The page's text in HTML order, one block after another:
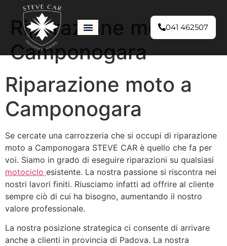
041 462507
Riparazione moto a
Camponogara
Riparazione moto a
Camponogara
Se cercate una carrozzeria che si occupi di riparazione
moto a Camponogara STEVE CAR è quello che fa per
voi. Siamo in grado di eseguire riparazioni su qualsiasi
motociclo esistente. La nostra passione si riscontra nei
nostri lavori finiti. Riusciamo infatti ad offrire al cliente
sempre ciò di cui ha bisogno, aumentando il nostro
valore professionale.
La nostra posizione strategica ci consente di arrivare
anche a clienti in provincia di Padova. La nostra